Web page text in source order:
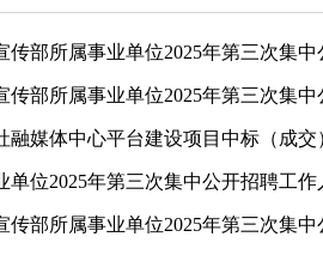
传部所属事业单位2025年第三次集
融媒体中心平台建设项目中标（成交